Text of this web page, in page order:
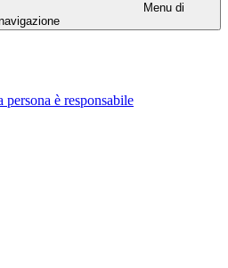
Menu di
persona è responsabile